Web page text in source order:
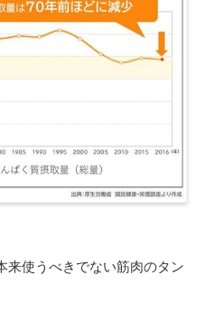
来使うべきでない筋肉のタン